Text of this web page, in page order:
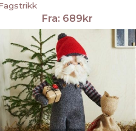
Fra: 689kr